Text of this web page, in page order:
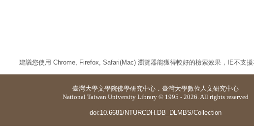
建議您使用 Chrome, Firefox, Safari(Mac) 瀏覽器能獲得較好的檢索效果，IE不支援
臺灣大學文學院佛學研究中心 ． 臺灣大學數位人文研究中心
National Taiwan University Library © 1995 - 2026. All rights reserved
doi:10.6681/NTURCDH.DB_DLMBS/Collection